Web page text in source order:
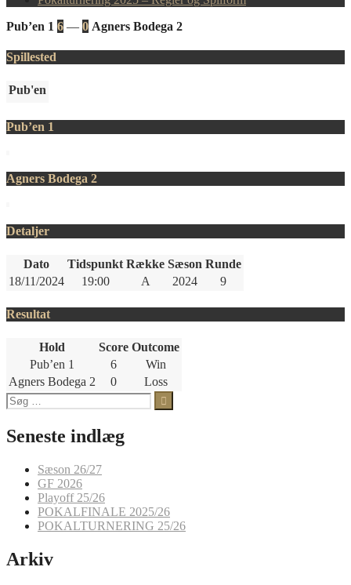
Pub’en 1 6 — 0 Agners Bodega 2
Spillested
Pub'en
Pub’en 1
Agners Bodega 2
Detaljer
Dato Tidspunkt Række Sæson Runde
18/11/2024
19:00 A 2024 9
Resultat
Hold Score Outcome
Pub’en 1
6
Win
Agners Bodega 2
0
Loss
Søg
efter:
Seneste indlæg
Sæson 26/27
GF 2026
Playoff 25/26
POKALFINALE 2025/26
POKALTURNERING 25/26
Arkiv